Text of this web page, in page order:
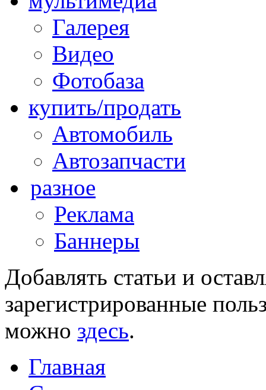
Галерея
Видео
Фотобаза
купить/продать
Автомобиль
Автозапчасти
разное
Реклама
Баннеры
Добавлять статьи и
зарегистрированные
можно здесь.
Главная